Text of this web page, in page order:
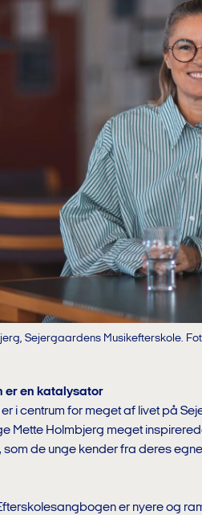
Sejergaardens Musikefterskole.
er en katalysator
i centrum for meget af livet på
Mette Holmbjerg meget
som de unge kender fra deres
er nyere og